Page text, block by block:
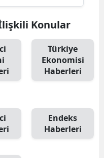
Konular
Türkiye
Ekonomisi
Haberleri
Endeks
Haberleri